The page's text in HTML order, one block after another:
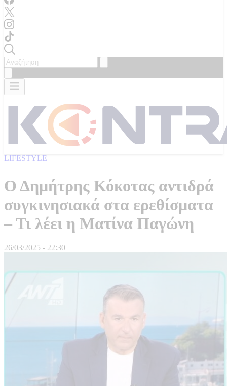
LIFESTYLE
Ο Δημήτρης Κόκοτας αντιδρά
συγκινησιακά στα ερεθίσματα
– Τι λέει η Ματίνα Παγώνη
26/03/2025 - 22:30